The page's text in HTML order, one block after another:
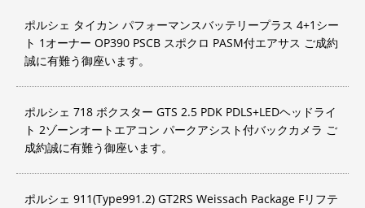
ポルシェ タイカン パフォーマンスバッテリープラス 4+1シー
ト 1オーナー OP390 PSCB スポクロ PASM付エアサス ご成約
誠に有難う御座います。
ポルシェ 718 ボクスター GTS 2.5 PDK PDLS+LEDヘッドライ
ト 2ゾーンオートエアコン パークアシスト付バックカメラ ご
成約誠に有難う御座います。
ポルシェ 911(Type991.2) GT2RS Weissach Package Fリフテ